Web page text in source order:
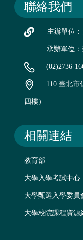
聯絡我們
主辦單位
承辦單位
(02)2736-
110 臺北市
四樓）
相關連結
教育部
大學入學考試中心
大學甄選入學委員
大學校院課程資源